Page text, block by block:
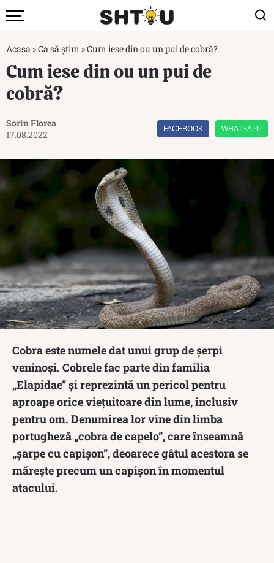
Acasa »Ca să știm »Cum iese din ou un pui de cobră?
Cum iese din ou un pui de
cobră?
Sorin Florea
17.08.2022
FACEBOOK WHATSAPP
Cobra este numele dat unui grup de șerpi
veninoși. Cobrele fac parte din familia
„Elapidae” și reprezintă un pericol pentru
aproape orice viețuitoare din lume, inclusiv
pentru om. Denumirea lor vine din limba
portugheză „cobra de capelo”, care înseamnă
„șarpe cu capișon”, deoarece gâtul acestora se
mărește precum un capișon în momentul
atacului.